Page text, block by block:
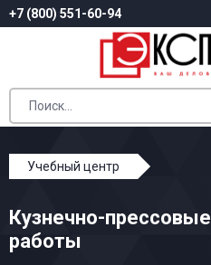
+7 (800) 551-60-94
Учебный центр
Кузнечно-прессовые и
Кузнечно-
работы